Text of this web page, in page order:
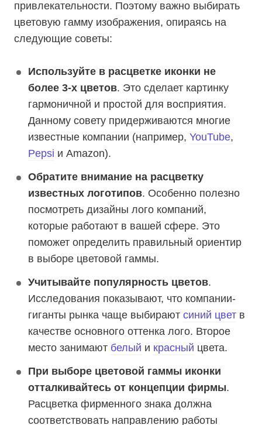
привлекательности. Поэтому важно выбирать
цветовую гамму изображения, опираясь на
следующие советы:
Используйте в расцветке иконки не
более 3-х цветов. Это сделает картинку
гармоничной и простой для восприятия.
Данному совету придерживаются многие
известные компании (например, YouTube,
Pepsi и Amazon).
Обратите внимание на расцветку
известных логотипов. Особенно полезно
посмотреть дизайны лого компаний,
которые работают в вашей сфере. Это
поможет определить правильный ориентир
в выборе цветовой гаммы.
Учитывайте популярность цветов.
Исследования показывают, что компании-
гиганты рынка чаще выбирают синий цвет в
качестве основного оттенка лого. Второе
место занимают белый и красный цвета.
При выборе цветовой гаммы иконки
отталкивайтесь от концепции фирмы.
Расцветка фирменного знака должна
соответствовать направлению работы